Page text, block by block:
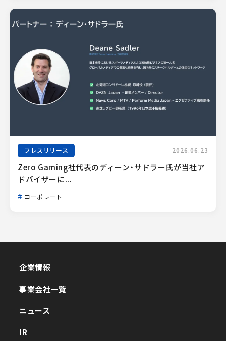
プレスリリース 2026.06.23
Zero Gaming社代表のディーン・サドラー氏が当社ア
ドバイザーに...
コーポレート
企業情報
事業会社一覧
ニュース
IR